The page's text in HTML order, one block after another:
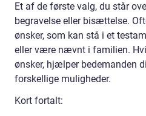
Et af de første valg, du står
begravelse eller bisættelse.
ønsker, som kan stå i et
eller være nævnt i familien.
ønsker, hjælper bedemanden
forskellige muligheder.
Kort fortalt: